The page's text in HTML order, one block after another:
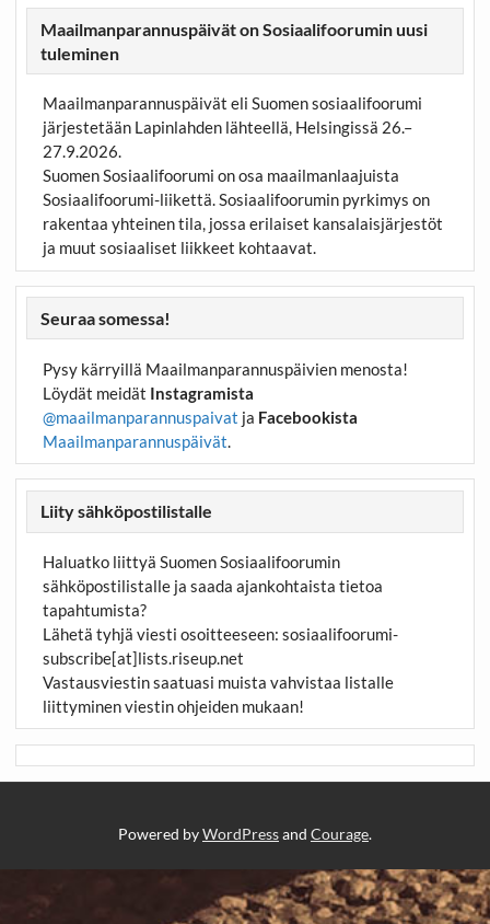
Maailmanparannuspäivät on Sosiaalifoorumin uusi
tuleminen
Maailmanparannuspäivät eli Suomen sosiaalifoorumi
järjestetään Lapinlahden lähteellä, Helsingissä 26.–
27.9.2026.
Suomen Sosiaalifoorumi on osa maailmanlaajuista
Sosiaalifoorumi-liikettä. Sosiaalifoorumin pyrkimys on
rakentaa yhteinen tila, jossa erilaiset kansalaisjärjestöt
ja muut sosiaaliset liikkeet kohtaavat.
Seuraa somessa!
Pysy kärryillä Maailmanparannuspäivien menosta!
Löydät meidät Instagramista
@maailmanparannuspaivat ja Facebookista
Maailmanparannuspäivät.
Liity sähköpostilistalle
Haluatko liittyä Suomen Sosiaalifoorumin
sähköpostilistalle ja saada ajankohtaista tietoa
tapahtumista?
Lähetä tyhjä viesti osoitteeseen: sosiaalifoorumi-
subscribe[at]lists.riseup.net
Vastausviestin saatuasi muista vahvistaa listalle
liittyminen viestin ohjeiden mukaan!
Powered byWordPressand Courage.